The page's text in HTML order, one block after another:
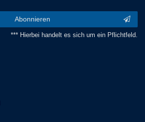
Abonnieren
*** Hierbei handelt es sich um ein Pflichtfeld.